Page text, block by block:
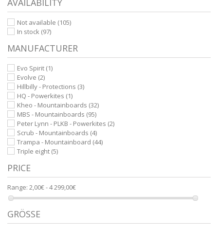
AVAILABILITY
Not available (105)
In stock (97)
MANUFACTURER
Evo Spirit (1)
Evolve (2)
Hillbilly - Protections (3)
HQ - Powerkites (1)
Kheo - Mountainboards (32)
MBS - Mountainboards (95)
Peter Lynn - PLKB - Powerkites (2)
Scrub - Mountainboards (4)
Trampa - Mountainboard (44)
Triple eight (5)
PRICE
Range: 2,00€ - 4 299,00€
GRÖSSE